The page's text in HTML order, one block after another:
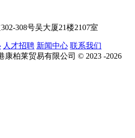
308号吴大厦21楼2107室
人才招聘 新闻中心 联系我们
康柏莱贸易有限公司 © 2023 -2026